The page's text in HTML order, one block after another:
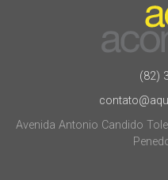
(82)
Avenida Antonio Candido